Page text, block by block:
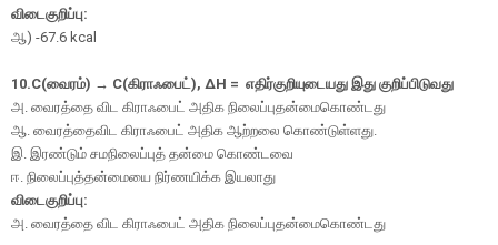
விடைகுறிப்பு:
ஆ) -67.6 kcal
10.C(வைரம்) → C(கிராஃபைட் ), ΔH = எதிர்குறியுடையது இது குறிப்பிடுவது
அ. வைரத்தை விட கிராஃபைட் அதிக நிலைப்புதன்மைகொண்டது
ஆ. வைரத்தைவிட கிராஃபைட் அதிக ஆற்றலை கொண்டுள்ளது.
இ. இரண்டும் சமநிலைப்புத் தன்மை கொண்டவை
ஈ. நிலைப்புத்தன்மையை நிர்ணயிக்க இயலாது
விடைகுறிப்பு:
அ. வைரத்தை விட கிராஃபைட் அதிக நிலைப்புதன்மைகொண்டது